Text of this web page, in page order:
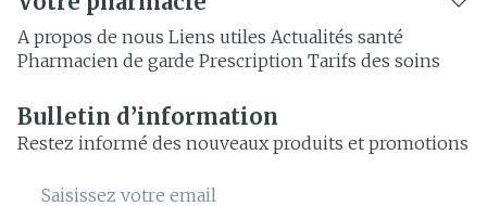
A propos de nous Liens utiles Actualités santé
Pharmacien de garde Prescription Tarifs des soins
Bulletin d’information
Restez informé des nouveaux produits et promotions
Adresse mail